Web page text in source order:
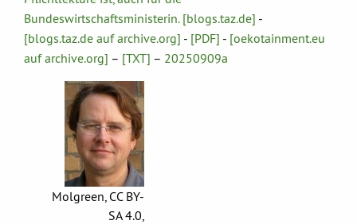
Bundeswirtschaftsministerin. [blogs.taz.de] -
[blogs.taz.de auf archive.org] - [PDF] - [oekotainment.eu
auf archive.org] – [TXT] – 20250909a
Molgreen, CC BY-
SA 4.0,